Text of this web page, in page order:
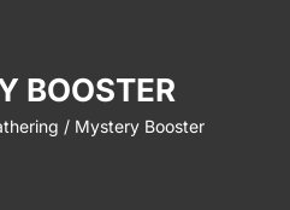
BOOSTER
/ Mystery Booster